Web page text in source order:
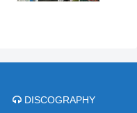
DISCOGRAPHY